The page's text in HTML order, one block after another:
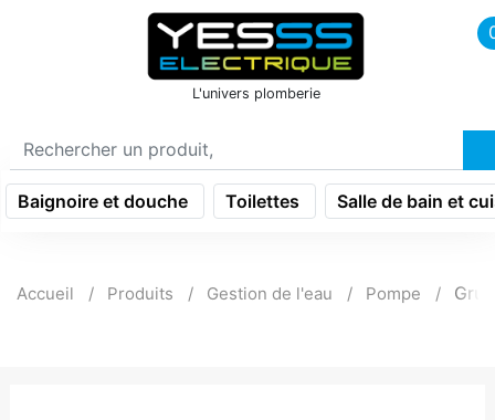
icon menu burger
L'univers plomberie
Baignoire et douche Toilettes Salle de bain et
Accueil Produits Gestion de l'eau Pompe